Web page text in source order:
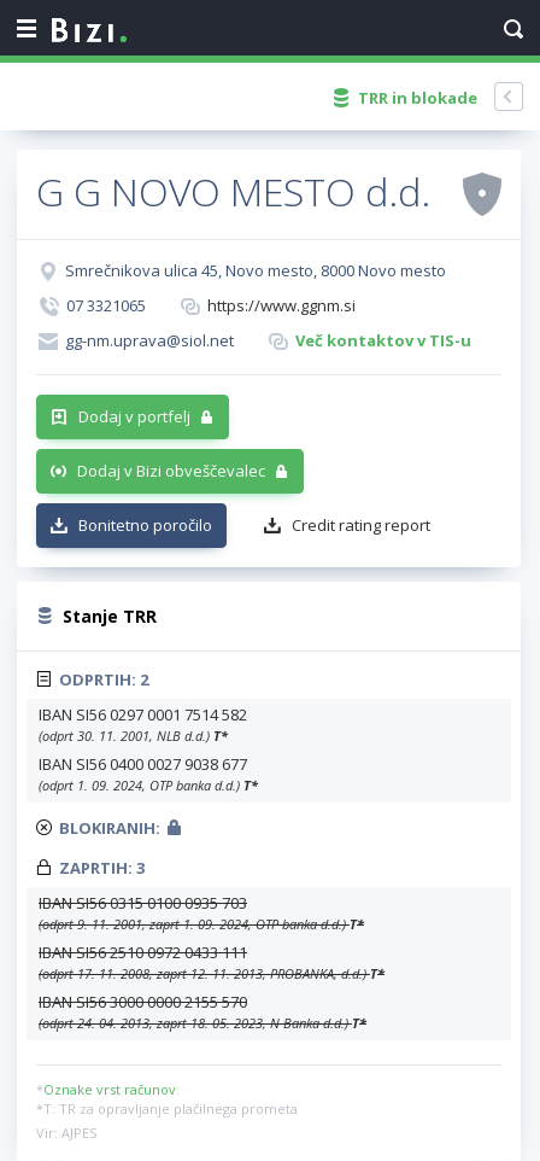
TRR in blokade
G G NOVO MESTO d.d.
Smrečnikova ulica 45, Novo mesto, 8000 Novo mesto
07 3321065
https://www.ggnm.si
gg-nm.uprava@siol.net
Več kontaktov v TIS-u
Dodaj v portfelj
Dodaj v Bizi obveščevalec
Bonitetno poročilo Credit rating report
Stanje TRR
ODPRTIH: 2
IBAN SI56 0297 0001 7514 582
(odprt 30. 11. 2001, NLB d.d.) T*
IBAN SI56 0400 0027 9038 677
(odprt 1. 09. 2024, OTP banka d.d.) T*
BLOKIRANIH:
ZAPRTIH: 3
IBAN SI56 0315 0100 0935 703
(odprt 9. 11. 2001, zaprt 1. 09. 2024, OTP banka d.d.)T*
IBAN SI56 2510 0972 0433 111
(odprt 17. 11. 2008, zaprt 12. 11. 2013, PROBANKA, d.d.)T*
IBAN SI56 3000 0000 2155 570
(odprt 24. 04. 2013, zaprt 18. 05. 2023, N Banka d.d.)T*
*Oznake vrst računov:
*T: TR za opravljanje plačilnega prometa
Vir: AJPES